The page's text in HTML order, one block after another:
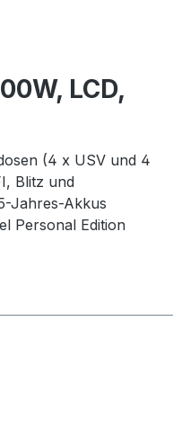
LCD,
(4 x USV und 4
Blitz und
Jahres-Akkus
Personal Edition